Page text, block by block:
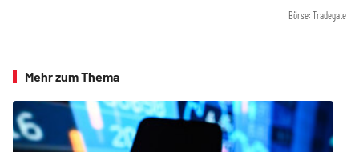
Börse: Tradegate
Mehr zum Thema